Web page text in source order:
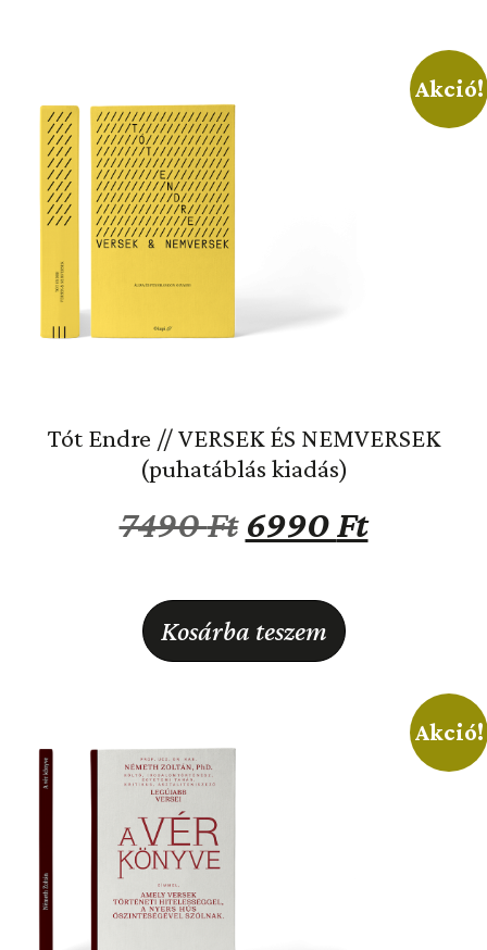
Akció!
Tót Endre // VERSEK ÉS NEMVERSEK
(puhatáblás kiadás)
7490Ft 6990Ft
Kosárba teszem
Akció!